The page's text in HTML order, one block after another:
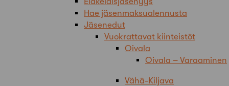
Hae jäsenmaksualennusta
Jäsenedut
Vuokrattavat kiinteistöt
Oivala
Oivala – Varaaminen
Vähä-Kiljava